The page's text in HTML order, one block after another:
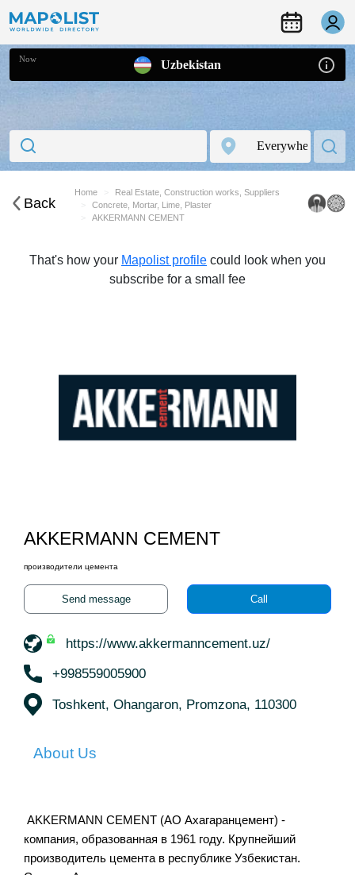
Now Uzbekistan
Back
Home
Real Estate, Construction works, Suppliers
Concrete, Mortar, Lime, Plaster
AKKERMANN CEMENT
That's how your Mapolist profile could look when you
subscribe for a small fee
AKKERMANN CEMENT
производители цемента
Send message Call
https://www.akkermanncement.uz/
+998559005900
Toshkent, Ohangaron, Promzona, 110300
About Us
AKKERMANN CEMENT (АО Ахагаранцемент) -
компания, образованная в 1961 году. Крупнейший
производитель цемента в республике Узбекистан.